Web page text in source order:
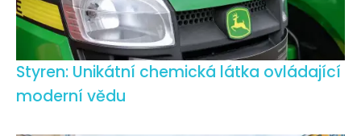
Styren: Unikátní chemická látka ovládající
moderní vědu